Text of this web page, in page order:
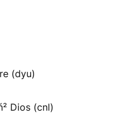
(dyu)
Dios (cnl)